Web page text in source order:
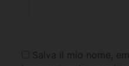
Salva il mio nome,